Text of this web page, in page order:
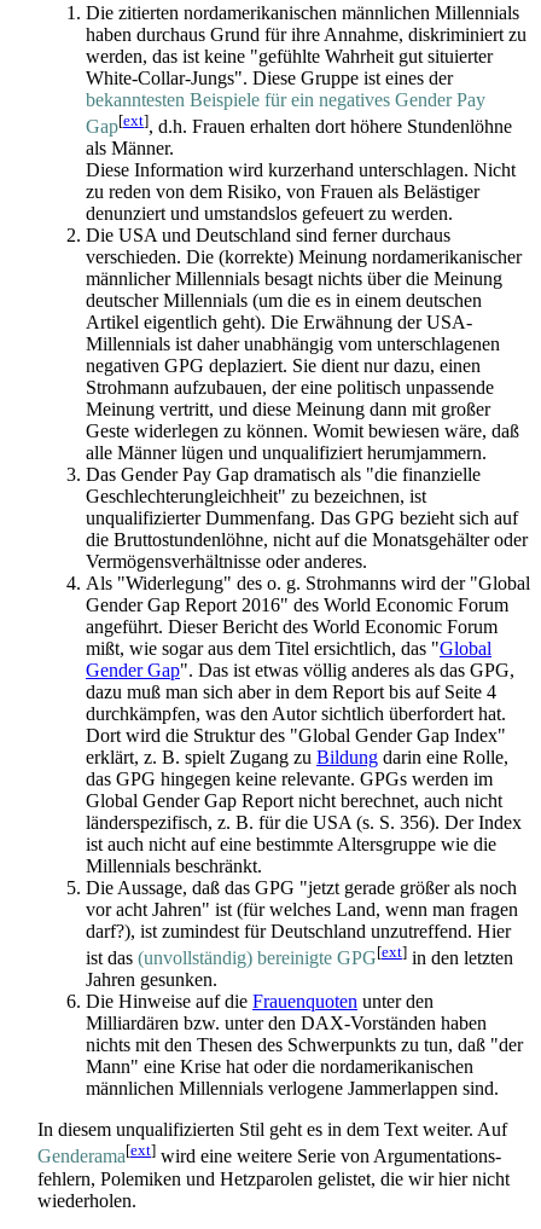
Die zitierten nord­amerikanischen männlichen Millennials
haben durchaus Grund für ihre Annahme, diskriminiert zu
werden, das ist keine "gefühlte Wahrheit gut situierter
White-Collar-Jungs". Diese Gruppe ist eines der
bekanntesten Beispiele für ein negatives Gender Pay
Gap[ext], d.h. Frauen erhalten dort höhere Stunden­löhne
als Männer.
Diese Information wird kurzerhand unterschlagen. Nicht
zu reden von dem Risiko, von Frauen als Belästiger
denunziert und umstandslos gefeuert zu werden.
Die USA und Deutschland sind ferner durchaus
verschieden. Die (korrekte) Meinung nord­amerikanischer
männlicher Millennials besagt nichts über die Meinung
deutscher Millennials (um die es in einem deutschen
Artikel eigentlich geht). Die Erwähnung der USA-
Millennials ist daher unabhängig vom unterschlagenen
negativen GPG deplaziert. Sie dient nur dazu, einen
Strohmann aufzubauen, der eine politisch unpassende
Meinung vertritt, und diese Meinung dann mit großer
Geste widerlegen zu können. Womit bewiesen wäre, daß
alle Männer lügen und unqualifiziert herumjammern.
Das Gender Pay Gap dramatisch als "die finanzielle
Geschlechter­ungleichheit" zu bezeichnen, ist
unqualifizierter Dummenfang. Das GPG bezieht sich auf
die Brutto­stunden­löhne, nicht auf die Monats­gehälter oder
Vermögens­verhältnisse oder anderes.
Als "Widerlegung" des o. g. Strohmanns wird der "Global
Gender Gap Report 2016" des World Economic Forum
angeführt. Dieser Bericht des World Economic Forum
mißt, wie sogar aus dem Titel ersichtlich, das "Global
Gender Gap". Das ist etwas völlig anderes als das GPG,
dazu muß man sich aber in dem Report bis auf Seite 4
durchkämpfen, was den Autor sichtlich überfordert hat.
Dort wird die Struktur des "Global Gender Gap Index"
erklärt, z. B. spielt Zugang zu Bildung darin eine Rolle,
das GPG hingegen keine relevante. GPGs werden im
Global Gender Gap Report nicht berechnet, auch nicht
länder­spezifisch, z. B. für die USA (s. S. 356). Der Index
ist auch nicht auf eine bestimmte Alters­gruppe wie die
Millennials beschränkt.
Die Aussage, daß das GPG "jetzt gerade größer als noch
vor acht Jahren" ist (für welches Land, wenn man fragen
darf?), ist zumindest für Deutschland unzutreffend. Hier
ist das (unvollständig) bereinigte GPG[ext] in den letzten
Jahren gesunken.
Die Hinweise auf die Frauenquoten unter den
Milliardären bzw. unter den DAX-Vorständen haben
nichts mit den Thesen des Schwerpunkts zu tun, daß "der
Mann" eine Krise hat oder die nord­amerikanischen
männlichen Millennials verlogene Jammer­lappen sind.
In diesem unqualifizierten Stil geht es in dem Text weiter. Auf
Genderama[ext] wird eine weitere Serie von Argumentations­
fehlern, Polemiken und Hetzparolen gelistet, die wir hier nicht
wiederholen.